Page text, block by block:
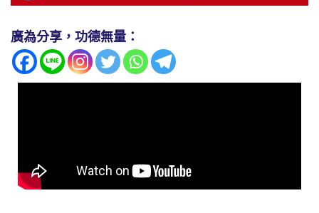
廣為分享，功德無量：